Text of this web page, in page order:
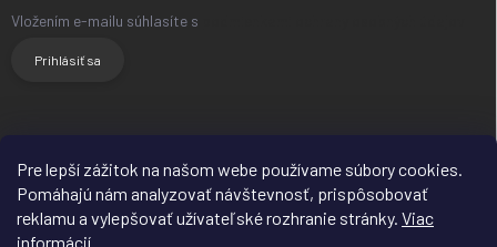
Pre lepší zážitok na našom webe používame súbory cookies.
Pomáhajú nám analyzovať návštevnosť, prispôsobovať
reklamu a vylepšovať užívateľské rozhranie stránky. Viac
informácií
Vložením e-mailu súhlasíte s
Prihlásiť sa
HLAVNÝ WEB FACEBOOK INSTAGRAM